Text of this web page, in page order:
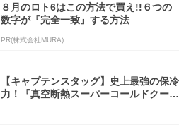
８月のロト6はこの方法で買え!!６つの
数字が『完全一致』する方法
PR(株式会社MURA)
【キャプテンスタッグ】史上最強の保冷
力！『真空断熱スーパーコールドクーラ